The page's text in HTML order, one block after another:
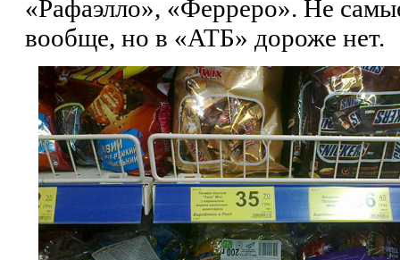
«Рафаэлло», «Ферреро». Не
вообще, но в «АТБ» дороже нет.